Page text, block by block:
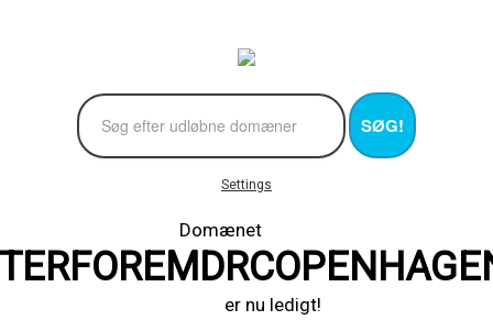
SØG!
Settings
Domænet
er nu ledigt!